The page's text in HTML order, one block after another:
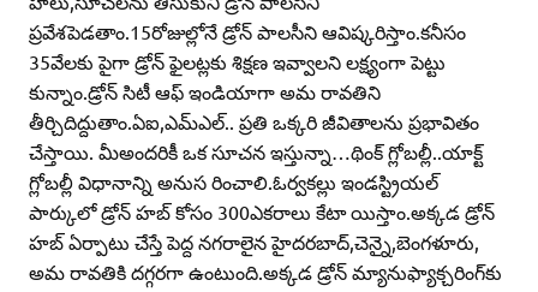
ప్రవేశపెడతాం.15రోజుల్లోనే డ్రోన్‌ పాలసీని ఆవిష్కరిస్తాం.కనీసం
35వేలకు పైగా డ్రోన్‌ ఫైలట్లకు శిక్షణ ఇవ్వాలని లక్ష్యంగా పెట్టు
కున్నాం.డ్రోన్‌ సిటీ ఆఫ్‌ ఇండియాగా అమ రావతిని
తీర్చిదిద్దుతాం.ఏఐ,ఎమ్‌ఎల్‌.. ప్రతి ఒక్కరి జీవితాలను ప్రభావితం
చేస్తాయి. మీఅందరికీ ఒక సూచన ఇస్తున్నా…థింక్‌ గ్లోబల్లీ..యాక్ట్‌
గ్లోబల్లీ విధానాన్ని అనుస రించాలి.ఓర్వకల్లు ఇండస్ట్రియల్‌
పార్కులో డ్రోన్‌ హబ్‌ కోసం 300ఎకరాలు కేటా యిస్తాం.అక్కడ డ్రోన్‌
హబ్‌ ఏర్పాటు చేస్తే పెద్ద నగరాలైన హైదరబాద్‌,చెన్నై,బెంగళూరు,
అమ రావతికి దగ్గరగా ఉంటుంది.అక్కడ డ్రోన్‌ మ్యానుఫ్యాక్చరింగ్‌కు